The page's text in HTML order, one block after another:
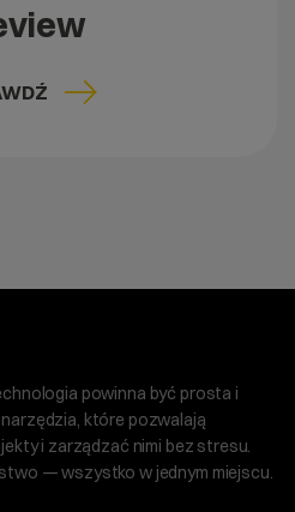
powinna być prosta i
które pozwalają
i zarządzać nimi bez stresu.
— wszystko w jednym miejscu.